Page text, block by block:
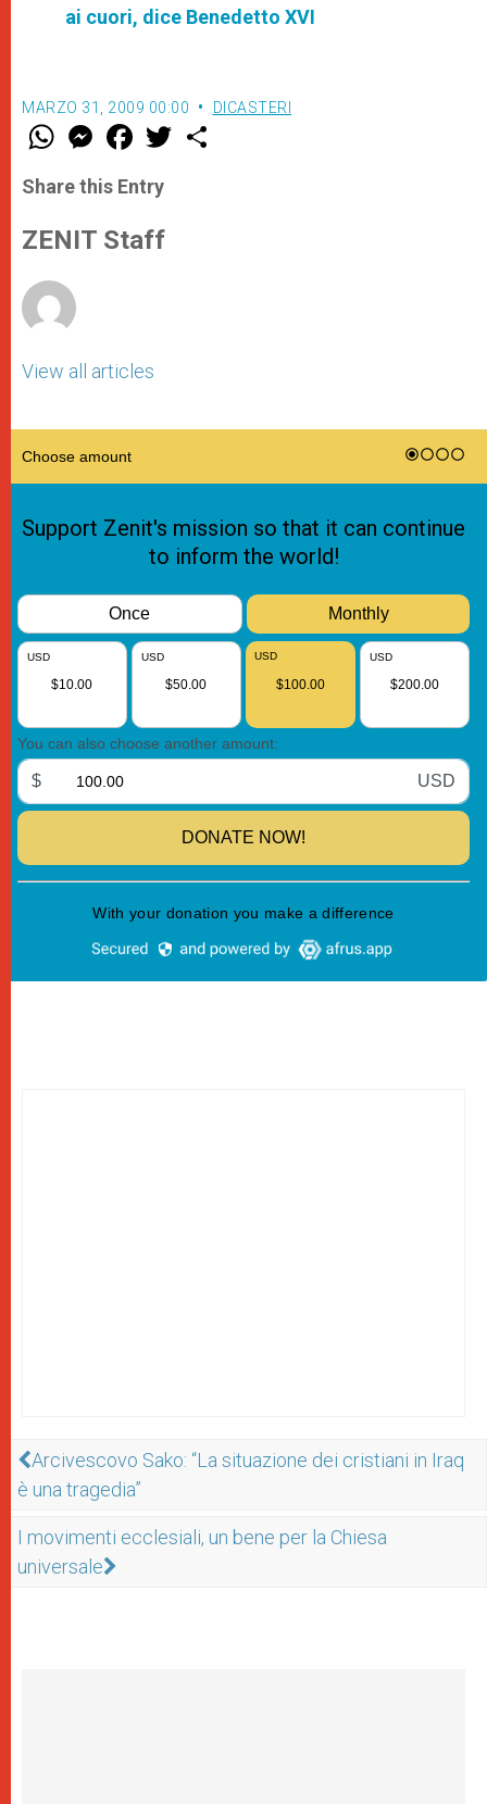
ai cuori, dice Benedetto XVI
MARZO 31, 2009 00:00 DICASTERI
W
t
s
p
p
M
e
s
e
g
e
F
a
e
b
o
k
w
Share this Entry
ZENIT Staff
View all articles
Arcivescovo Sako: “La situazione dei cristiani in Iraq
è una tragedia”
I movimenti ecclesiali, un bene per la Chiesa
universale